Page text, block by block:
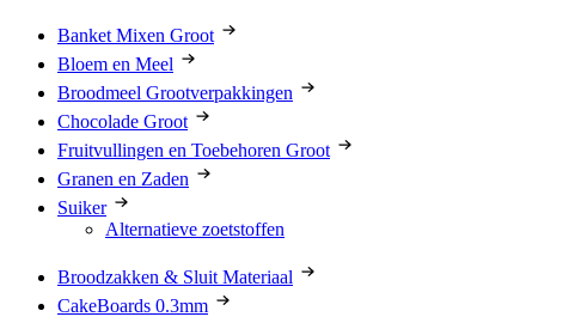
Banket Mixen Groot
Bloem en Meel
Broodmeel Grootverpakkingen
Chocolade Groot
Fruitvullingen en Toebehoren Groot
Granen en Zaden
Suiker
Alternatieve zoetstoffen
Broodzakken & Sluit Materiaal
CakeBoards 0.3mm